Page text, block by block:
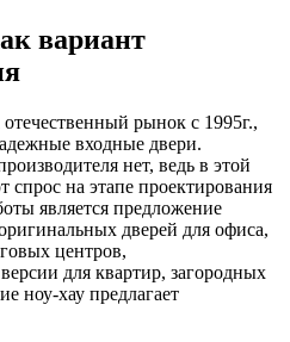
вариант
рынок с 1995г.,
входные двери.
нет, ведь в этой
на этапе проектирования
является предложение
дверей для офиса,
центров,
для квартир, загородных
ноу-хау предлагает